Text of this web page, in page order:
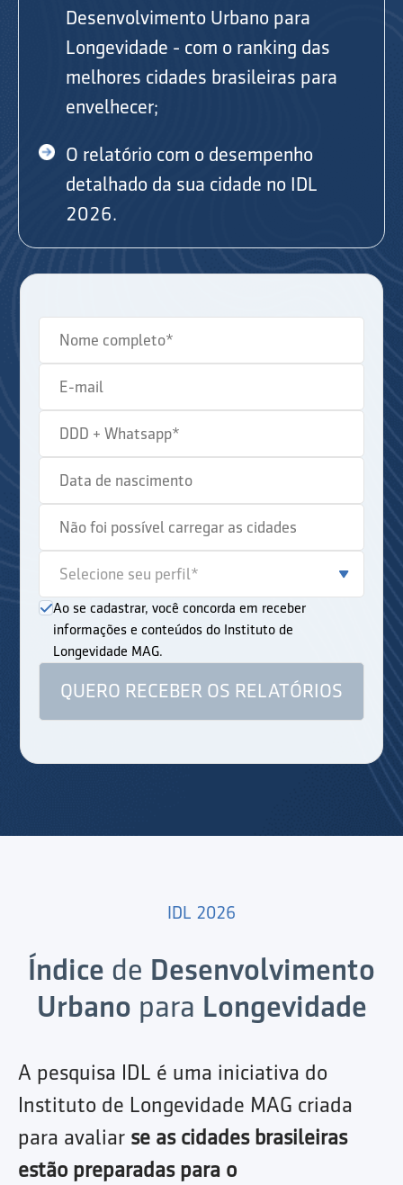
Desenvolvimento Urbano para
Longevidade - com o ranking das
melhores cidades brasileiras para
envelhecer;
O relatório com o desempenho
detalhado da sua cidade no IDL
2026.
Ao se cadastrar, você concorda em receber
informações e conteúdos do Instituto de
Longevidade MAG.
IDL 2026
Índice de Desenvolvimento
Urbano para Longevidade
A pesquisa IDL é uma iniciativa do
Instituto de Longevidade MAG criada
para avaliar se as cidades brasileiras
estão preparadas para o